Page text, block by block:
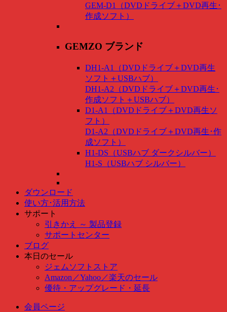
GEM-D1（DVDドライブ＋DVD再生･
作成ソフト）
GEMZO ブランド
DH1-A1（DVDドライブ＋DVD再生
ソフト＋USBハブ）
DH1-A2（DVDドライブ＋DVD再生･
作成ソフト＋USBハブ）
D1-A1（DVDドライブ＋DVD再生ソ
フト）
D1-A2（DVDドライブ＋DVD再生･作
成ソフト）
H1-DS（USBハブ ダークシルバー）
H1-S（USBハブ シルバー）
ダウンロード
使い方･活用方法
サポート
引きかえ ～ 製品登録
サポートセンター
ブログ
本日のセール
ジェムソフトストア
Amazon ／Yahoo ／楽天のセール
優待・アップグレード・延長
会員ページ